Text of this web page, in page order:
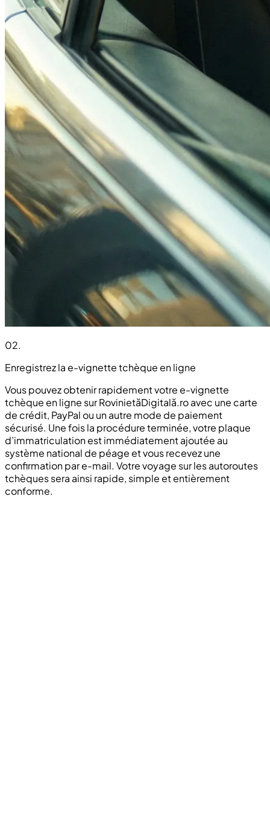
02.
Enregistrez la e-vignette tchèque en ligne
Vous pouvez obtenir rapidement votre e-vignette
tchèque en ligne sur RovinietăDigitală.ro avec une carte
de crédit, PayPal ou un autre mode de paiement
sécurisé. Une fois la procédure terminée, votre plaque
d’immatriculation est immédiatement ajoutée au
système national de péage et vous recevez une
confirmation par e-mail. Votre voyage sur les autoroutes
tchèques sera ainsi rapide, simple et entièrement
conforme.